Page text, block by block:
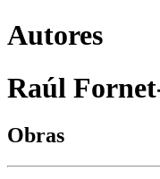
Autores
Raúl
Obras